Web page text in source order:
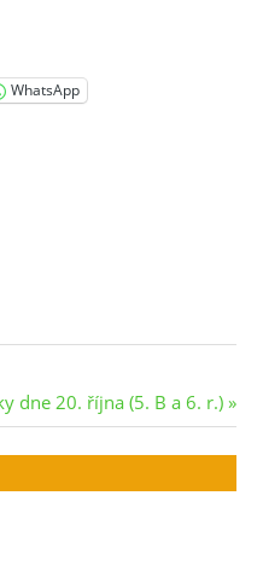
WhatsApp
dne 20. října (5. B a 6. r.)